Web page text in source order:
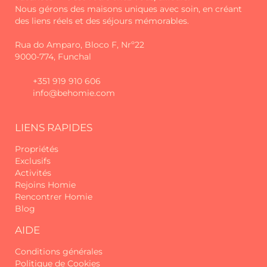
ami.
Au-delà du confort et de l'hospitalité,
nous mettons également à votre
disposition, sur demande, des services
de voitures, la réservation d'activités,
des expériences personnalisées et
Madère.
Soyez un voyageur à la recherche d'un
lieu spécial ou un propriétaire à la
recherche de quelqu'un pour
s'occuper de votre maison avec
la belle île de Madère
Nous gérons des maisons uniques avec soin, en créant
des liens réels et des séjours mémorables.
Rua do Amparo, Bloco F, Nrº22
9000-774, Funchal
+351 919 910 606
info@behomie.com
LIENS RAPIDES
Propriétés
Exclusifs
Activités
Rejoins Homie
Rencontrer Homie
Blog
AIDE
Conditions générales
Politique de Cookies